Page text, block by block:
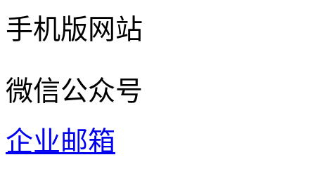
手机版网站
微信公众号
企业邮箱